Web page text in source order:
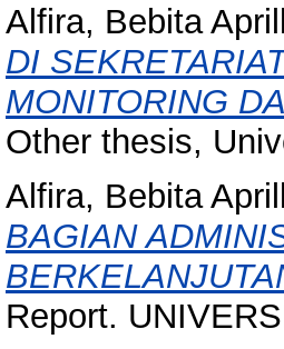
Alfira, Bebita
DI
MONITORING
Other thesis,
Alfira, Bebita
BAGIAN
Report.